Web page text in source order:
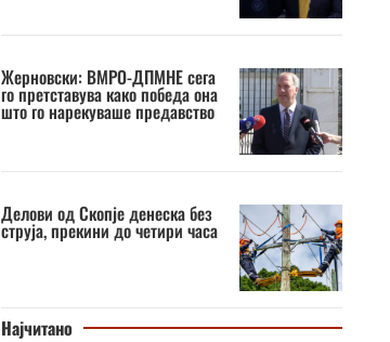
Жерновски: ВМРО-ДПМНЕ сега
го претставува како победа она
што го нарекуваше предавство
Делови од Скопје денеска без
струја, прекини до четири часа
Најчитано